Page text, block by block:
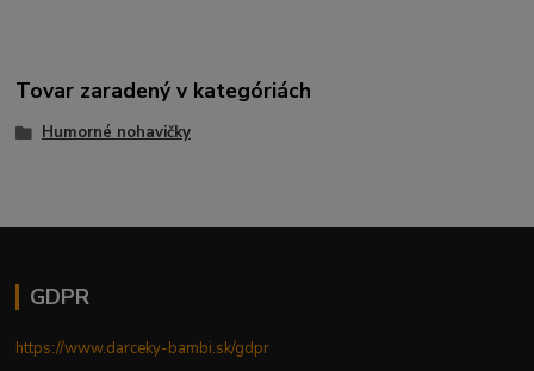
Tovar zaradený v kategóriách
Humorné nohavičky
GDPR
https://www.darceky-bambi.sk/gdpr